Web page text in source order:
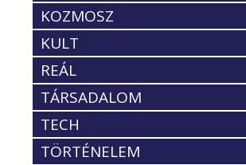
KOZMOSZ
KULT
REÁL
TÁRSADALOM
TECH
TÖRTÉNELEM